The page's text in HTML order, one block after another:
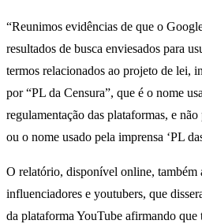
“Reunimos evidências de que o
resultados de busca enviesados para
termos relacionados ao projeto de lei,
por “PL da Censura”, que é o nome
regulamentação das plataformas, e
ou o nome usado pela imprensa ‘PL
O relatório, disponível online, também
influenciadores e youtubers, que
da plataforma YouTube afirmando que